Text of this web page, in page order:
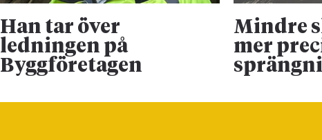
Han tar över
ledningen på
Byggföretagen
Mindre
mer